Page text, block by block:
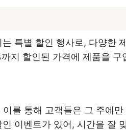
특별 할인 행사로, 다양한
지 할인된 가격에 제품을
를 통해 고객들은 그 주에
이벤트가 있어, 시간을 잘